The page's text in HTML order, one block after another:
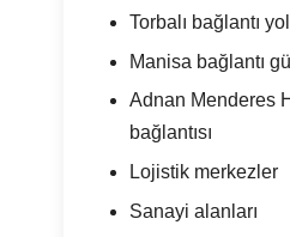
Torbalı bağlantı
Manisa bağlantı
Adnan Menderes
bağlantısı
Lojistik merkezler
Sanayi alanları